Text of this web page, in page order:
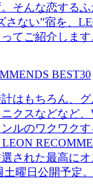
そんな恋する
さない”宿を、
てご紹介します
BEST30
はもちろん、
クスなどなど
ルのワクワク
された最高に
曜日公開予定。